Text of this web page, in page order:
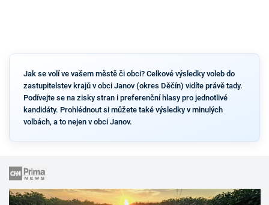
Jak se volí ve vašem městě či obci? Celkové výsledky voleb do
zastupitelstev krajů v obci Janov (okres Děčín) vidíte právě tady.
Podívejte se na zisky stran i preferenční hlasy pro jednotlivé
kandidáty. Prohlédnout si můžete také výsledky v minulých
volbách, a to nejen v obci Janov.